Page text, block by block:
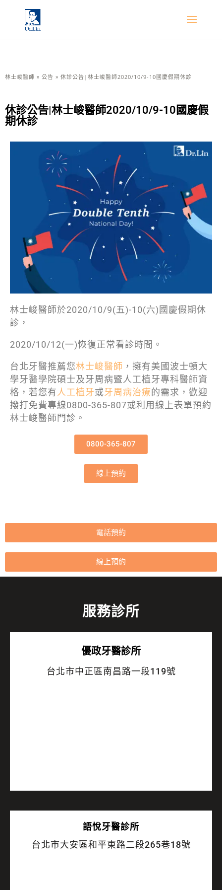
林士峻醫師 » 公告 » 休診公告|林士峻醫師2020/10/9-10國慶假期休診
休診公告|林士峻醫師2020/10/9-10國慶假
期休診
林士峻醫師於2020/10/9(五)-10(六)國慶假期休
診，
2020/10/12(一)恢復正常看診時間。
台北牙醫推薦您林士峻醫師 ，擁有美國波士頓大
學牙醫學院碩士及牙周病暨人工植牙專科醫師資
格，若您有人工植牙或牙周病治療的需求，歡迎
撥打免費專線0800-365-807或利用線上表單預約
林士峻醫師門診。
0800-365-807
線上預約
電話預約
線上預約
服務診所
優政牙醫診所
台北市中正區南昌路一段119號
語悅牙醫診所
台北市大安區和平東路二段265巷18號